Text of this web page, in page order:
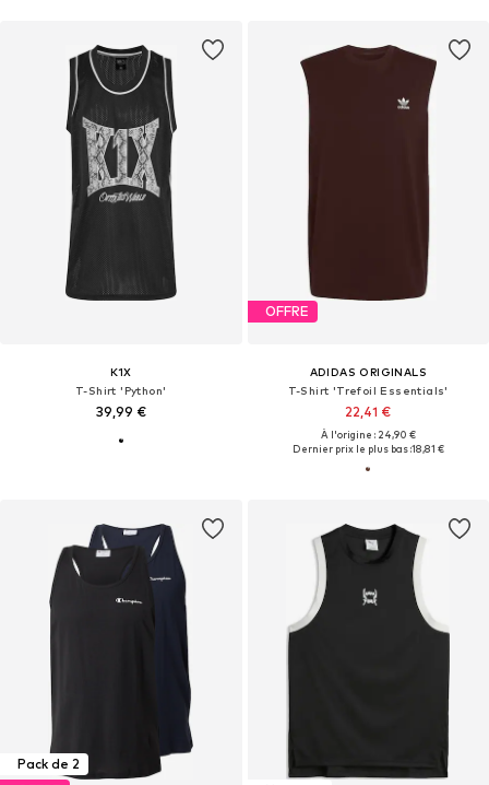
K1X
T-Shirt 'Python'
39,99 €
OFFRE
ADIDAS ORIGINALS
T-Shirt 'Trefoil Essentials'
22,41 €
À l'origine : 24,90 €
Dernier prix le plus bas :18,81 €
Pack de 2